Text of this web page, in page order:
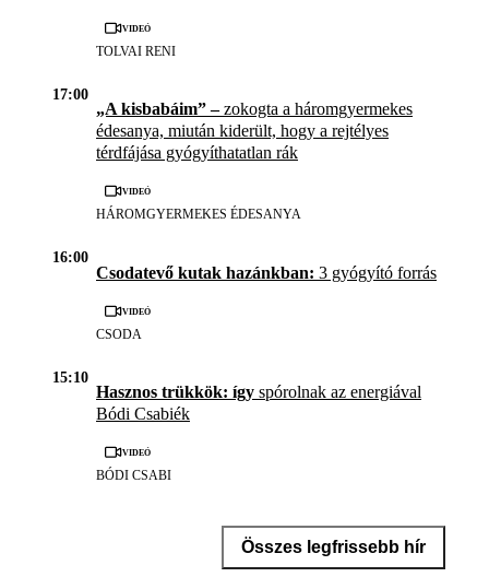
Videó
TOLVAI RENI
17:00
„A kisbabáim” –zokogta a háromgyermekes
édesanya, miután kiderült, hogy a rejtélyes
térdfájása gyógyíthatatlan rák
Videó
HÁROMGYERMEKES ÉDESANYA
16:00
Csodatevő kutak hazánkban: 3 gyógyító forrás
Videó
CSODA
15:10
Hasznos trükkök: így spórolnak az energiával
Bódi Csabiék
Videó
BÓDI CSABI
Összes legfrissebb hír